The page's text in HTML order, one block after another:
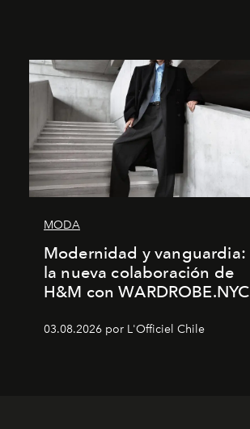
MODA
Modernidad y vanguardia:
la nueva colaboración de
H&M con WARDROBE.NYC
03.08.2026 por L'Officiel Chile